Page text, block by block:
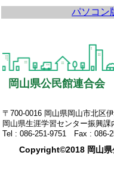
パソコン
岡山県公民館連合会
〒700-0016 岡山県岡山市北区
岡山県生涯学習センター振興課
Tel : 086-251-9751 Fax : 086-
Copyright©2018 岡山